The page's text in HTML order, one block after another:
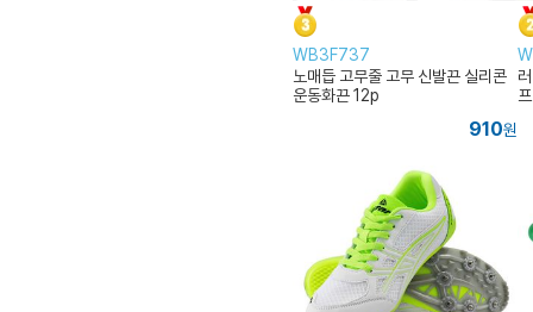
WB3F737
노매듭 고무줄 고무 신발끈 실리콘
운동화끈 12p
910원